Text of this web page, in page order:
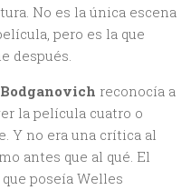
No es la única escena
pero es la que
después.
reconocía a
la película cuatro o
Y no era una crítica al
antes que al qué. El
poseía Welles